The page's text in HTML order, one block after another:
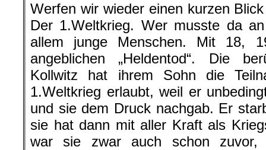
Werfen wir wieder einen kurzen
Der 1.Weltkrieg. Wer musste da
allem junge Menschen. Mit 18,
angeblichen „Heldentod“. Die
Kollwitz hat ihrem Sohn die
1.Weltkrieg erlaubt, weil er
und sie dem Druck nachgab. Er
sie hat dann mit aller Kraft als
war sie zwar auch schon zuvor,